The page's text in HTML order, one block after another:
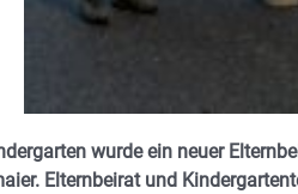
wurde ein neuer
Elternbeirat und